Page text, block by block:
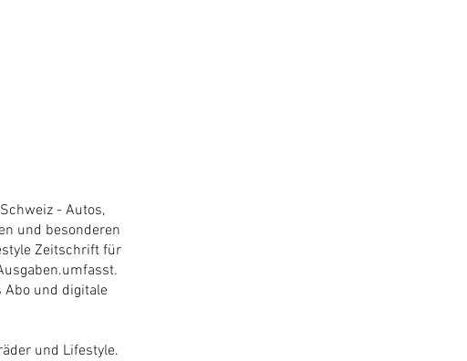
- Autos,
und besonderen
Zeitschrift für
Abo und digitale
und Lifestyle.